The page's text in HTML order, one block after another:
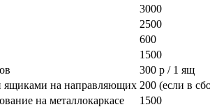
3000
2500
600
1500
300 р / 1 ящ
ящиками на направляющих 200 (если в
на металлокаркасе
1500